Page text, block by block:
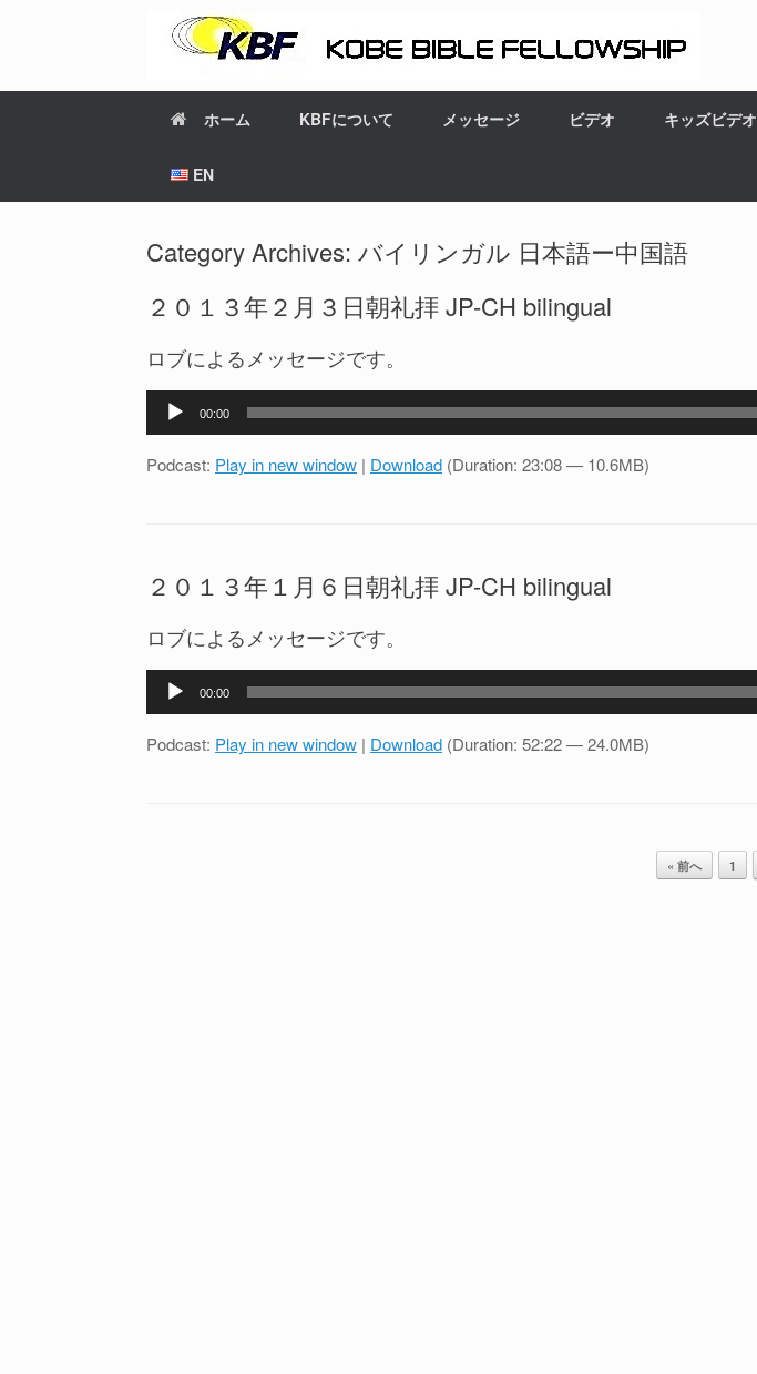
ホーム KBFについて メッセージ ビデオ キッズビデオ
EN
Category Archives: バイリンガル 日本語ー中国語
２０１３年２月３日朝礼拝 JP-CH bilingual
ロブによるメッセージです。
プ
00:00
Podcast: Play in new window | Download (Duration: 23:08 — 10.6MB)
２０１３年１月６日朝礼拝 JP-CH bilingual
ロブによるメッセージです。
プ
00:00
Podcast: Play in new window | Download (Duration: 52:22 — 24.0MB)
« 前へ 1